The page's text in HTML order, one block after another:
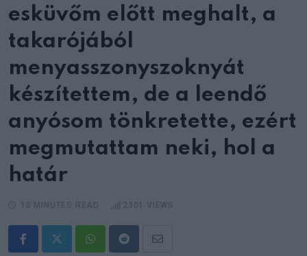
esküvőm előtt meghalt, a
takarójából
menyasszonyszoknyát
készítettem, de a leendő
anyósom tönkretette, ezért
megmutattam neki, hol a
határ
WhatsappRedditShare